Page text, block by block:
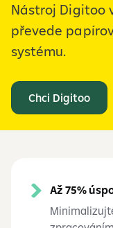
Nástroj Digitoo
převede
systému.
Chci Digitoo
Až 75%